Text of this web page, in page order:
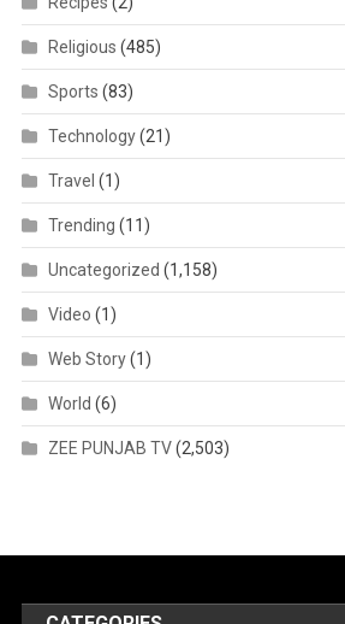
Religious (485)
Sports (83)
Technology(21)
Travel (1)
Trending (11)
Uncategorized (1,158)
Video (1)
Web Story(1)
World (6)
ZEE PUNJAB TV(2,503)